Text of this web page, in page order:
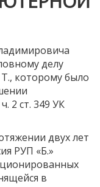
делу
которому было
2 ст. 349 УК
двух лет
РУП «Б.»
в